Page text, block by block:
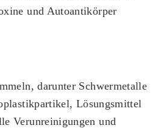
und Autoantikörper
darunter Schwermetalle
Lösungsmittel
Verunreinigungen und